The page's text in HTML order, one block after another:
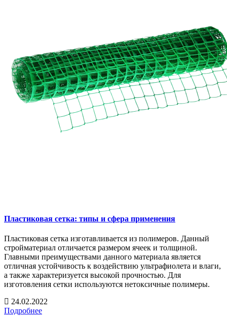
Пластиковая сетка: типы и сфера применения
Пластиковая сетка изготавливается из полимеров. Данный
стройматериал отличается размером ячеек и толщиной.
Главными преимуществами данного материала является
отличная устойчивость к воздействию ультрафиолета и влаги,
а также характеризуется высокой прочностью. Для
изготовления сетки используются нетоксичные полимеры.
24.02.2022
Подробнее